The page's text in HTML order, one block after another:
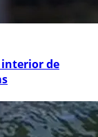
interior de